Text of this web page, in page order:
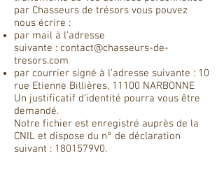
par Chasseurs de trésors vous pouvez
nous écrire :
par mail à l’adresse
suivante : contact@chasseurs-de-
tresors.com
par courrier signé à l’adresse suivante : 10
rue Etienne Billières, 11100 NARBONNE
Un justificatif d’identité pourra vous être
demandé.
Notre fichier est enregistré auprès de la
CNIL et dispose du n° de déclaration
suivant : 1801579V0.